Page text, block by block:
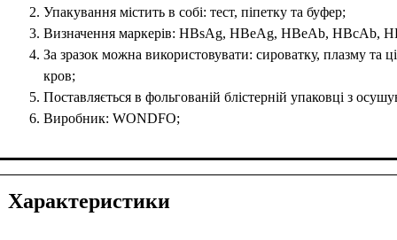
Упакування містить в собі: тест, піпетку та буфер;
Визначення маркерів: HBsAg, HBeAg, HBeAb, HBcAb,
За зразок можна використовувати: сироватку, плазму та
кров;
Поставляється в фольгованій блістерній упаковці з
Виробник: WONDFO;
Характеристики